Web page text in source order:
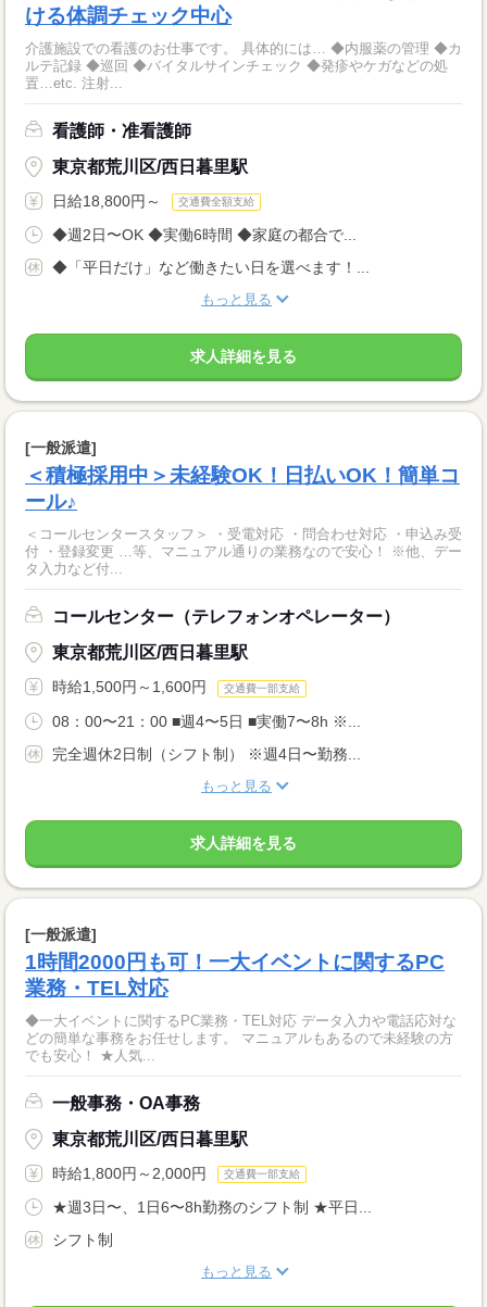
ける体調チェック中心
介護施設での看護のお仕事です。 具体的には… ◆内服薬の管理 ◆カ
ルテ記録 ◆巡回 ◆バイタルサインチェック ◆発疹やケガなどの処
置…etc. 注射...
看護師・准看護師
東京都荒川区/西日暮里駅
日給18,800円～ 交通費全額支給
◆週2日〜OK ◆実働6時間 ◆家庭の都合で...
◆「平日だけ」など働きたい日を選べます！...
もっと見る
求人詳細を見る
[一般派遣]
＜積極採用中＞未経験OK！日払いOK！簡単コ
ール♪
＜コールセンタースタッフ＞ ・受電対応 ・問合わせ対応 ・申込み受
付 ・登録変更 …等、マニュアル通りの業務なので安心！ ※他、デー
タ入力など付...
コールセンター（テレフォンオペレーター）
東京都荒川区/西日暮里駅
時給1,500円～1,600円 交通費一部支給
08：00〜21：00 ■週4〜5日 ■実働7〜8h ※...
完全週休2日制（シフト制） ※週4日〜勤務...
もっと見る
求人詳細を見る
[一般派遣]
1時間2000円も可！一大イベントに関するPC
業務・TEL対応
◆一大イベントに関するPC業務・TEL対応 データ入力や電話応対な
どの簡単な事務をお任せします。 マニュアルもあるので未経験の方
でも安心！ ★人気...
一般事務・OA事務
東京都荒川区/西日暮里駅
時給1,800円～2,000円 交通費一部支給
★週3日〜、1日6〜8h勤務のシフト制 ★平日...
シフト制
もっと見る